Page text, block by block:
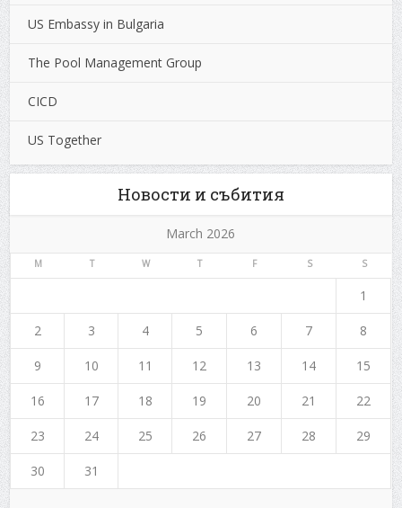
US Embassy in Bulgaria
The Pool Management Group
CICD
US Together
Новости и събития
March 2026
M T W T F S S
1
2 3 4 5 6 7 8
9 10 11 12 13 14 15
16 17 18 19 20 21 22
23 24 25 26 27 28 29
30 31